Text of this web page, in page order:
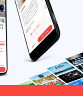
せてい
ただき
ます。
(ミニ旗
など) ※
お名前
（ニッ
クネー
ム可）
は、6文
字まで
（ニッ
クネー
ム）を
ご記入
くださ
い。 備
考欄に
ニック
ネーム
などの
援者限
定の
グッズ
をご用
意させ
ていた
だきま
す。
グッズ
の詳細
了後、
1〜3週
間で直
筆サイ
ン入り
の のぼ
り旗
(ポール
スタン
ドは付